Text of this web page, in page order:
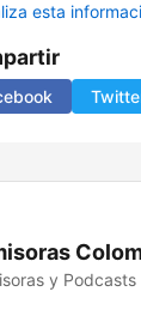
esta
y Podcasts